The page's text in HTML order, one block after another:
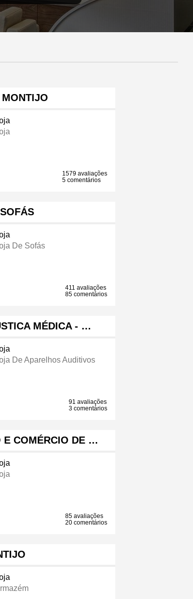
MONTIJO
1579 avaliações
5 comentários
De Sofás
411 avaliações
85 comentários
MÉDICA - …
De Aparelhos Auditivos
91 avaliações
3 comentários
E COMÉRCIO DE …
85 avaliações
20 comentários